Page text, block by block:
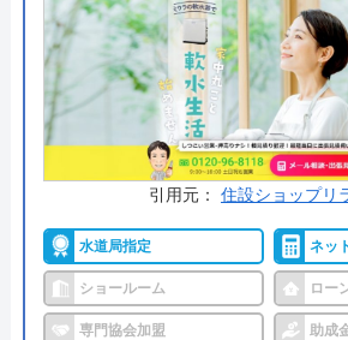
れば当日施工対応も可能なため、
すすめ。まずは気軽に相談してみ
うか。
公式サイトで
料金詳細を見る
今すぐ電話で相談す
0120-221-
受付時間： 24時間
引用元： 住設ショップリ
水道局指定 ネッ
ショールーム ロー
専門協会加盟 助成